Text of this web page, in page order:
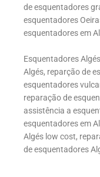
de esquentadores
esquentadores
esquentadores em
Esquentadores
Algés, reparção de
esquentadores
reparação de
assistência a
esquentadores em
Algés low cost,
de esquentadores